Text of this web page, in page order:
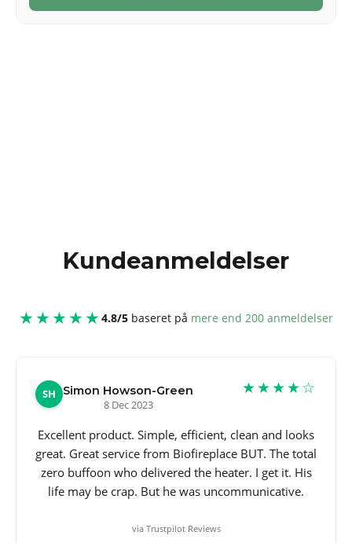
Kundeanmeldelser
★★★★★ 4.8/5 baseret på mere end 200 anmeldelser
SH Simon Howson-Green
8 Dec 2023
★★★★☆
Excellent product. Simple, efficient, clean and looks
great. Great service from Biofireplace BUT. The total
zero buffoon who delivered the heater. I get it. His
life may be crap. But he was uncommunicative.
via Trustpilot Reviews